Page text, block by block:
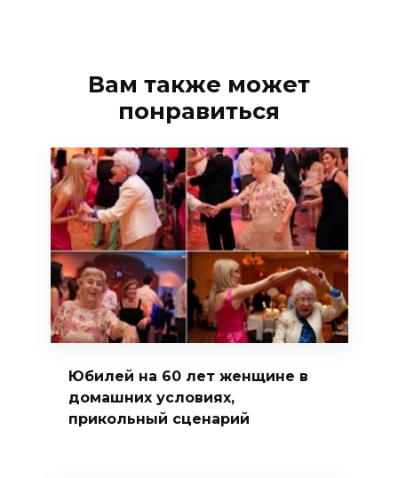
Вам также может
понравиться
Юбилей на 60 лет женщине в
домашних условиях,
прикольный сценарий